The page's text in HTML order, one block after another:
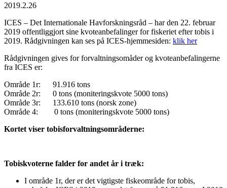
2019.2.26
ICES – Det Internationale Havforskningsråd – har den 22. februar
2019 offentliggjort sine kvoteanbefalinger for fiskeriet efter tobis i
2019. Rådgivningen kan ses på ICES-hjemmesiden: klik her
Rådgivningen gives for forvaltningsomåder og kvoteanbefalingerne
fra ICES er:
Område 1r: 91.916 tons
Område 2r: 0 tons (moniteringskvote 5000 tons)
Område 3r: 133.610 tons (norsk zone)
Område 4: 0 tons (moniteringskvote 5000 tons)
Kortet viser tobisforvaltningsområderne:
Tobiskvoterne falder for andet år i træk:
I område 1r, der er det vigtigste fiskeområde for tobis,